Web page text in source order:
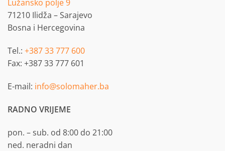
Lužansko polje 9
71210 Ilidža – Sarajevo
Bosna i Hercegovina
Tel.: +387 33 777 600
Fax: +387 33 777 601
E-mail: info@solomaher.ba
RADNO VRIJEME
pon. – sub. od 8:00 do 21:00
ned. neradni dan